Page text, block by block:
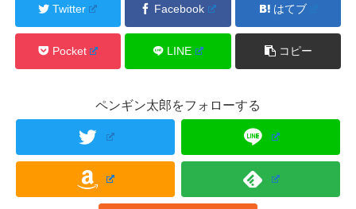
Twitter Facebook はてブ
Pocket LINE コピー
ペンギン太郎をフォローする